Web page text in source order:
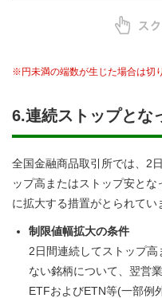
※円未満の端数が生じた場合は切
6.連続ストップとな
全国金融商品取引所では、2
ップ高またはストップ安と
に拡大する措置がとられてい
制限値幅拡大の条件
2日間連続してストップ
ない銘柄について、翌営
ETFおよびETN等(一部例